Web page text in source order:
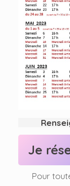
Je
Pour